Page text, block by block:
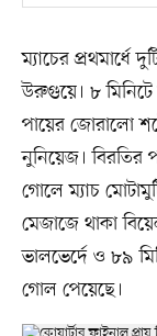
ম্যাচের
উরুগুয়ে। ৮ মিনিটে
পায়ের জোরালো
নুনিয়েজ। বিরতির
গোলে ম্যাচ
মেজাজে থাকা
ভালভের্দে ও ৮৯
গোল পেয়েছে।